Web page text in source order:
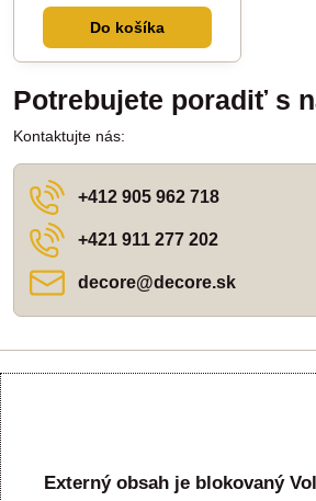
Do košíka
Potrebujete poradiť s
Kontaktujte nás:
+412 905 962 718
+421 911 277 202
decore​@decore​.sk
Externý obsah je blokovaný